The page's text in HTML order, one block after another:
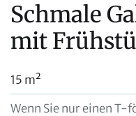
Schmale
mit
15 m²
Wenn Sie nur einen T-